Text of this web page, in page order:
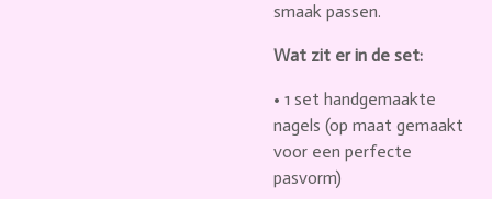
smaak passen.
Wat zit er in de set:
• 1 set handgemaakte
nagels (op maat gemaakt
voor een perfecte
pasvorm)